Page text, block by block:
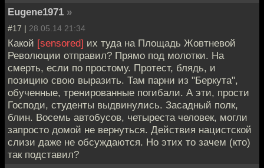
Eugene1971 »
#17 | 28.05.14 21:34
Какой [sensored] их туда на Площадь Жовтневой
Революции отправил? Прямо под молотки. На
смерть, если по простому. Протест, блядь, и
позицию свою выразить. Там парни из "Беркута",
обученные, тренированные погибали. А эти, прости
Господи, студенты выдвинулись. Засадный полк,
блин. Восемь автобусов, четыреста человек, могли
запросто домой не вернуться. Действия нацистской
слизи даже не обсуждаются. Но этих то зачем (кто)
так подставил?